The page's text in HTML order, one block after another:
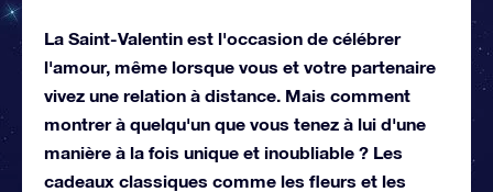
La Saint-Valentin est l'occasion de célébrer
l'amour, même lorsque vous et votre partenaire
vivez une relation à distance. Mais comment
montrer à quelqu'un que vous tenez à lui d'une
manière à la fois unique et inoubliable ? Les
cadeaux classiques comme les fleurs et les